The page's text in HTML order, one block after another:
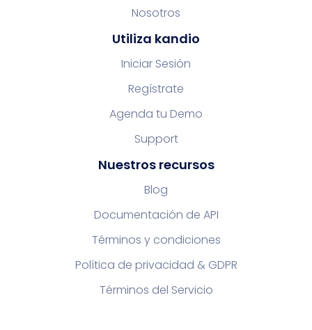
Nosotros
Utiliza kandio
Iniciar Sesión
Regístrate
Agenda tu Demo
Support
Nuestros recursos
Blog
Documentación de API
Términos y condiciones
Política de privacidad & GDPR
Términos del Servicio